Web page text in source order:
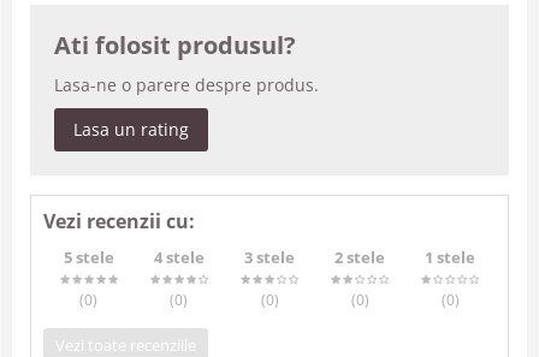
Ati folosit produsul?
Lasa-ne o parere despre produs.
Lasa un rating
Vezi recenzii cu:
5 stele
(0)
4 stele
(0)
3 stele
(0)
2 stele
(0)
1 stele
(0)
Vezi toate recenziile